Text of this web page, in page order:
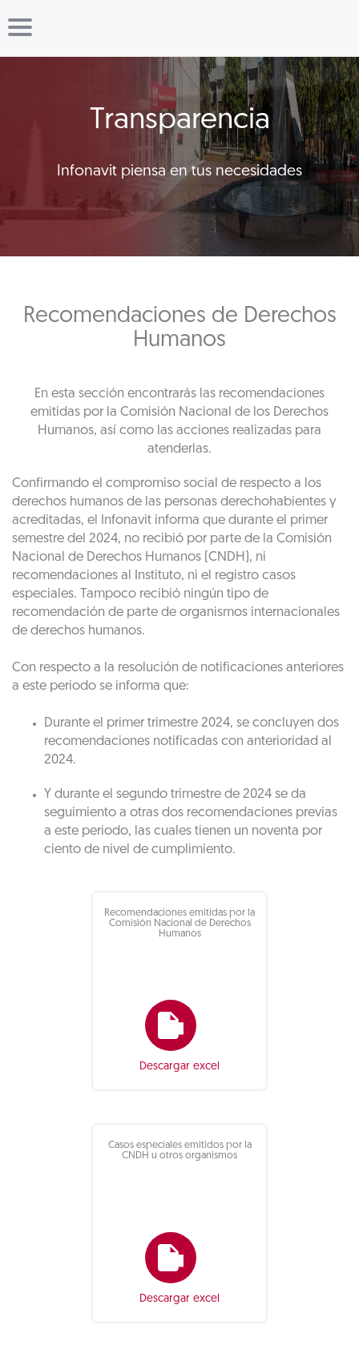
Transparencia
Infonavit piensa en tus necesidades
Recomendaciones de Derechos
Humanos
En esta sección encontrarás las recomendaciones
emitidas por la Comisión Nacional de los Derechos
Humanos, así como las acciones realizadas para
atenderlas.
Confirmando el compromiso social de respecto a los
derechos humanos de las personas derechohabientes y
acreditadas, el Infonavit informa que durante el primer
semestre del 2024, no recibió por parte de la Comisión
Nacional de Derechos Humanos (CNDH), ni
recomendaciones al Instituto, ni el registro casos
especiales. Tampoco recibió ningún tipo de
recomendación de parte de organismos internacionales
de derechos humanos.
Con respecto a la resolución de notificaciones anteriores
a este periodo se informa que:
Durante el primer trimestre 2024, se concluyen dos
recomendaciones notificadas con anterioridad al
2024.
Y durante el segundo trimestre de 2024 se da
seguimiento a otras dos recomendaciones previas
a este periodo, las cuales tienen un noventa por
ciento de nivel de cumplimiento.
Recomendaciones emitidas por la
Comisión Nacional de Derechos
Humanos
Descargar excel
Casos especiales emitidos por la
CNDH u otros organismos
Descargar excel